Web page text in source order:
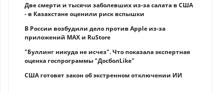
Две смерти и тысячи заболевших из-за салата в США
- в Казахстане оценили риск вспышки
В России возбудили дело против Apple из-за
приложений MAX и RuStore
"Буллинг никуда не исчез". Что показала экспертная
оценка госпрограммы "ДосболLike"
США готовят закон об экстренном отключении ИИ